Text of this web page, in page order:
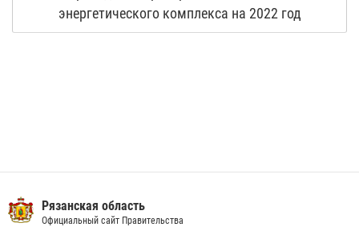
энергетического комплекса на 2022 год
Рязанская область
Официальный сайт Правительства